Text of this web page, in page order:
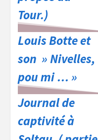
Tour.)
Louis Botte et
son » Nivelles,
pou mi … »
Journal de
captivité à